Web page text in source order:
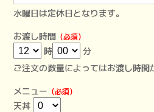
水曜日は定休日となります。
お渡し時間 （必須）
時
分
ご注文の数量によってはお渡し時間
メニュー （必須）
天丼